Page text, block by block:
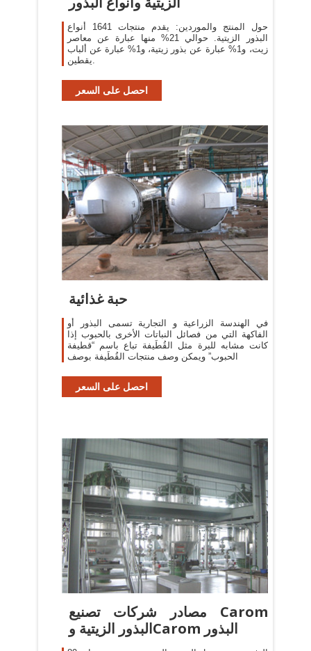
حول المنتج والموردين: يقدم منتجات 1641 أنواع
البذور الزيتية. حوالي 21% منها عبارة عن معاصر
زيت، و1% عبارة عن بذور زيتية، و1% عبارة عن ألباب
يقطين.
احصل على السعر
حبة غذائية
في الهندسة الزراعية و التجارية تسمى البذور أو
الفاكهة التي من فصائل النباتات الأخرى بالحبوب إذا
كانت مشابه للبرة مثل القُطَيفة تباع باسم “قطيفة
الحبوب” ويمكن وصف منتجات القُطَيفة بوصف
احصل على السعر
مصادر شركات تصنيع Carom
البذور الزيتية وCarom البذور